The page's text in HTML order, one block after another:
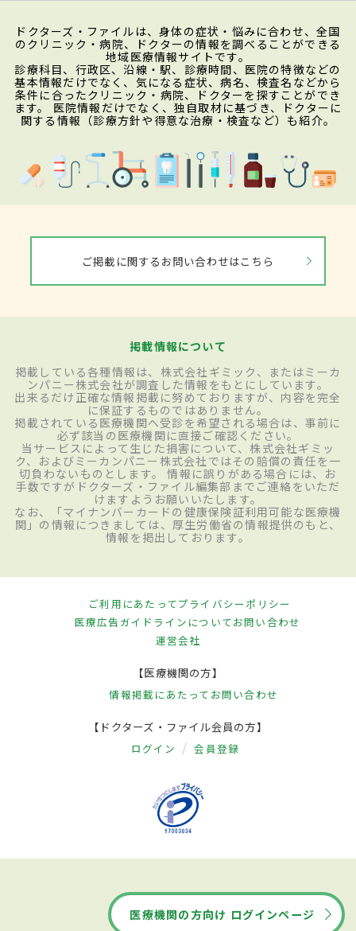
ドクターズ・ファイルは、身体の症状・悩みに合わせ、全国
のクリニック・病院、ドクターの情報を調べることができる
地域医療情報サイトです。
診療科目、行政区、沿線・駅、診療時間、医院の特徴などの
基本情報だけでなく、気になる症状、病名、検査名などから
条件に合ったクリニック・病院、ドクターを探すことができ
ます。 医院情報だけでなく、独自取材に基づき、ドクターに
関する情報（診療方針や得意な治療・検査など）も紹介。
ご掲載に関するお問い合わせはこちら
掲載情報について
掲載している各種情報は、株式会社ギミック、またはミーカ
ンパニー株式会社が調査した情報をもとにしています。
出来るだけ正確な情報掲載に努めておりますが、内容を完全
に保証するものではありません。
掲載されている医療機関へ受診を希望される場合は、事前に
必ず該当の医療機関に直接ご確認ください。
当サービスによって生じた損害について、株式会社ギミッ
ク、およびミーカンパニー株式会社ではその賠償の責任を一
切負わないものとします。 情報に誤りがある場合には、お
手数ですがドクターズ・ファイル編集部までご連絡をいただ
けますようお願いいたします。
なお、「マイナンバーカードの健康保険証利用可能な医療機
関」の情報につきましては、厚生労働省の情報提供のもと、
情報を掲出しております。
ご利用にあたってプライバシーポリシー
医療広告ガイドラインについてお問い合わせ
運営会社
【医療機関の方】
情報掲載にあたって お問い合わせ
【ドクターズ・ファイル会員の方】
ログイン 会員登録
医療機関の方向け ログインページ